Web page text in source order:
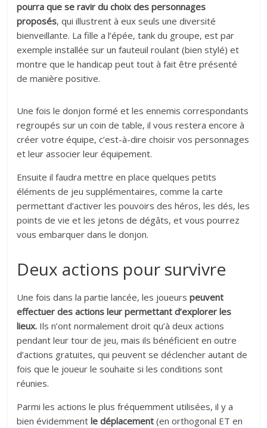
pourra que se ravir du choix des personnages
proposés, qui illustrent à eux seuls une diversité
bienveillante. La fille a l’épée, tank du groupe, est par
exemple installée sur un fauteuil roulant (bien stylé) et
montre que le handicap peut tout à fait être présenté
de manière positive.
Une fois le donjon formé et les ennemis correspondants
regroupés sur un coin de table, il vous restera encore à
créer votre équipe, c’est-à-dire choisir vos personnages
et leur associer leur équipement.
Ensuite il faudra mettre en place quelques petits
éléments de jeu supplémentaires, comme la carte
permettant d’activer les pouvoirs des héros, les dés, les
points de vie et les jetons de dégâts, et vous pourrez
vous embarquer dans le donjon.
Deux actions pour survivre
Une fois dans la partie lancée, les joueurspeuvent
effectuer des actions leur permettant d’explorer les
lieux. Ils n’ont normalement droit qu’à deux actions
pendant leur tour de jeu, mais ils bénéficient en outre
d’actions gratuites, qui peuvent se déclencher autant de
fois que le joueur le souhaite si les conditions sont
réunies.
Parmi les actions le plus fréquemment utilisées, il y a
bien évidemmentle déplacement(en orthogonal ET en